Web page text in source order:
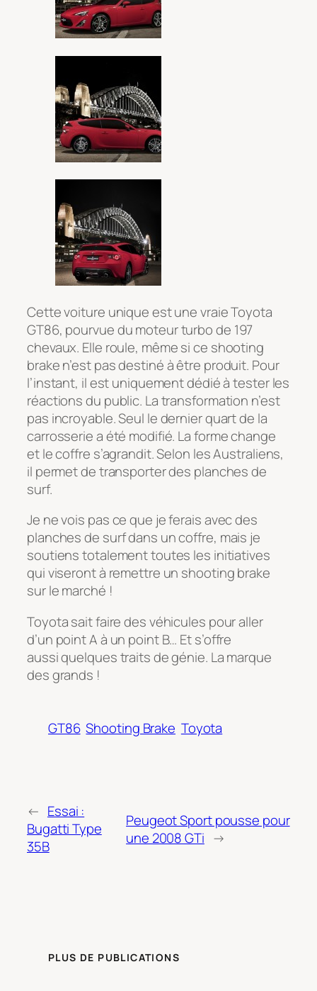
Cette voiture unique est une vraie Toyota
GT86, pourvue du moteur turbo de 197
chevaux. Elle roule, même si ce shooting
brake n’est pas destiné à être produit. Pour
l’instant, il est uniquement dédié à tester les
réactions du public. La transformation n’est
pas incroyable. Seul le dernier quart de la
carrosserie a été modifié. La forme change
et le coffre s’agrandit. Selon les Australiens,
il permet de transporter des planches de
surf.
Je ne vois pas ce que je ferais avec des
planches de surf dans un coffre, mais je
soutiens totalement toutes les initiatives
qui viseront à remettre un shooting brake
sur le marché !
Toyota sait faire des véhicules pour aller
d’un point A à un point B… Et s’offre
aussi quelques traits de génie. La marque
des grands !
GT86 Shooting Brake Toyota
← Essai :
Bugatti Type
35B
Peugeot Sport pousse pour
une 2008 GTi →
PLUS DE PUBLICATIONS